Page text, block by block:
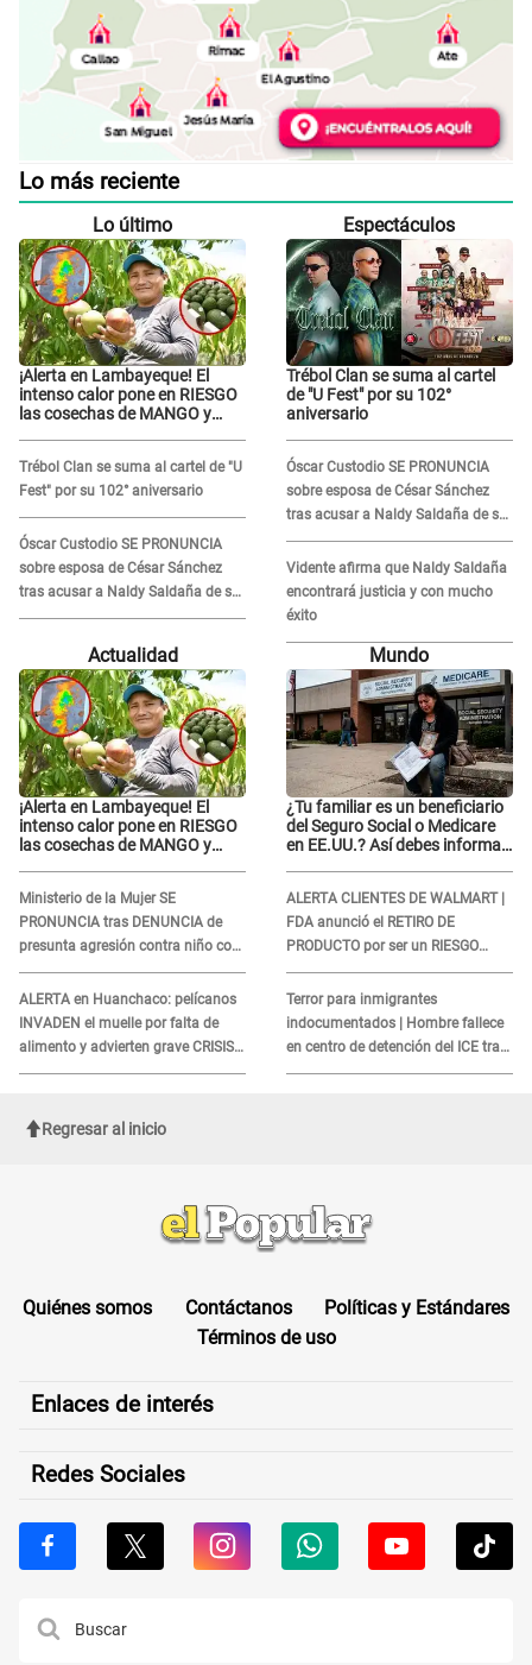
Lo más reciente
Lo último
¡Alerta en Lambayeque! El
intenso calor pone en RIESGO
las cosechas de MANGO y
Trébol Clan se suma al cartel de "U
Fest" por su 102° aniversario
Óscar Custodio SE PRONUNCIA
sobre esposa de César Sánchez
tras acusar a Naldy Saldaña de ser
PAREJA del músico: "Lo dejo en
Espectáculos
Trébol Clan se suma al cartel
de "U Fest" por su 102°
aniversario
Óscar Custodio SE PRONUNCIA
sobre esposa de César Sánchez
tras acusar a Naldy Saldaña de ser
PAREJA del músico: "Lo dejo en
manos de la justicia"
Vidente afirma que Naldy Saldaña
encontrará justicia y con mucho
éxito
Actualidad
¡Alerta en Lambayeque! El
intenso calor pone en RIESGO
las cosechas de MANGO y
Ministerio de la Mujer SE
PRONUNCIA tras DENUNCIA de
presunta agresión contra niño con
autismo en Surco
ALERTA en Huanchaco: pelícanos
INVADEN el muelle por falta de
alimento y advierten grave CRISIS
en el mar
Mundo
¿Tu familiar es un beneficiario
del Seguro Social o Medicare
en EE.UU.? Así debes informar
ALERTA CLIENTES DE WALMART |
FDA anunció el RETIRO DE
PRODUCTO por ser un RIESGO
MORTAL para consumidores: ¿Cuál
es?
Terror para inmigrantes
indocumentados | Hombre fallece
en centro de detención del ICE tras
sufrir una "emergencia médica"
Regresar al inicio
Quiénes somos Contáctanos
Políticas y Estándares
Términos de uso
Enlaces de interés
Redes Sociales